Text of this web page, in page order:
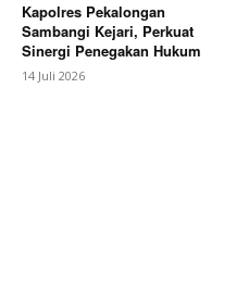
Kapolres Pekalongan
Sambangi Kejari, Perkuat
Sinergi Penegakan Hukum
14 Juli 2026